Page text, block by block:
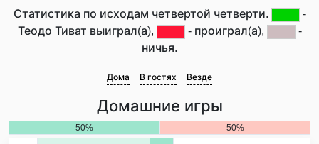
Статистика по исходам четвертой четверти.
-
Теодо Тиват выиграл(а),
- проиграл(а),
-
ничья.
Дома В гостях Везде
Домашние игры
50% 50%